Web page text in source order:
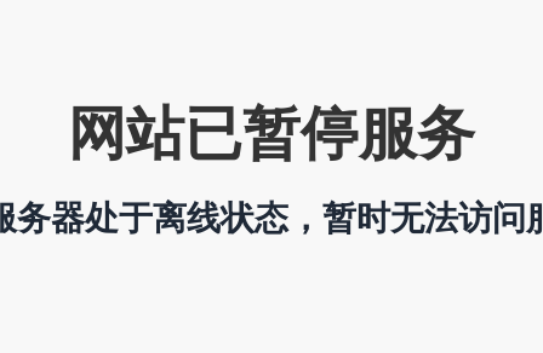
网站已暂停服务
务器处于离线状态，暂时无法访问